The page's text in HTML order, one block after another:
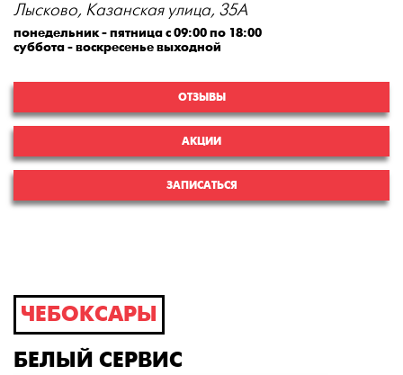
Лысково, Казанская улица, 35А
понедельник - пятница с 09:00 по 18:00
суббота - воскресенье выходной
ОТЗЫВЫ
АКЦИИ
ЗАПИСАТЬСЯ
ЧЕБОКСАРЫ
БЕЛЫЙ СЕРВИС